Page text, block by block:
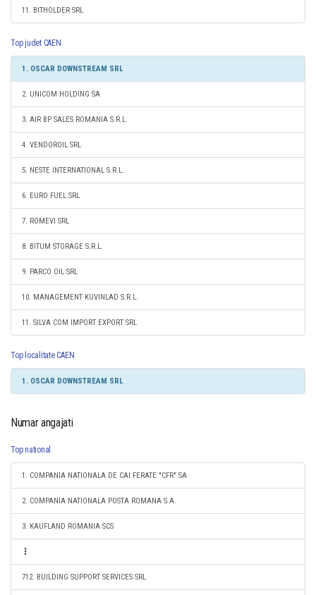
11. BITHOLDER SRL
Top judet CAEN
1. OSCAR DOWNSTREAM SRL
2. UNICOM HOLDING SA
3. AIR BP SALES ROMANIA S.R.L.
4. VENDOROIL SRL
5. NESTE INTERNATIONAL S.R.L.
6. EURO FUEL SRL
7. ROMEVI SRL
8. BITUM STORAGE S.R.L.
9. PARCO OIL SRL
10. MANAGEMENT KUVINLAD S.R.L.
11. SILVA COM IMPORT EXPORT SRL
Top localitate CAEN
1. OSCAR DOWNSTREAM SRL
Numar angajati
Top national
1. COMPANIA NATIONALA DE CAI FERATE "CFR" SA
2. COMPANIA NATIONALA POSTA ROMANA S.A.
3. KAUFLAND ROMANIA SCS
712. BUILDING SUPPORT SERVICES SRL